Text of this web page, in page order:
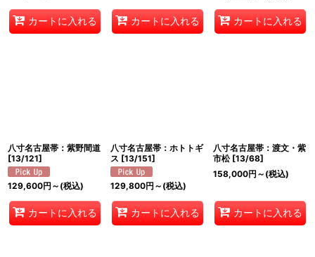
カートに入れる カートに入れる カートに入れる
八寸名古屋帯：紫野間道
[13/121]
129,600円 ～ (税込)
カートに入れる
八寸名古屋帯：ホトトギ
ス [13/151]
129,800円 ～ (税込)
カートに入れる
八寸名古屋帯：渡文・紫
市松 [13/68]
158,000円 ～ (税込)
カートに入れる